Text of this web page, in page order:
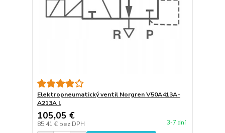
Elektropneumatický ventil Norgren V50A413A-
A213A I.
105,05 €
85,41 € bez DPH 3-7 dní